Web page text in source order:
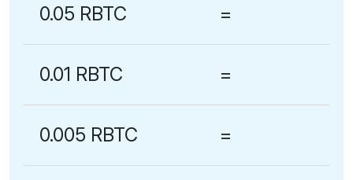
0.05 RBTC =
0.01 RBTC =
0.005 RBTC =